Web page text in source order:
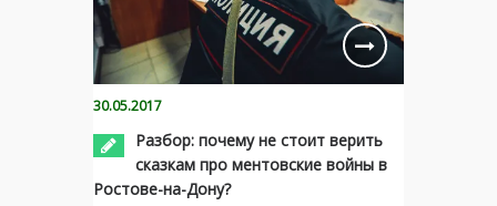
30.05.2017
Разбор: почему не стоит верить
сказкам про ментовские войны в
Ростове-на-Дону?